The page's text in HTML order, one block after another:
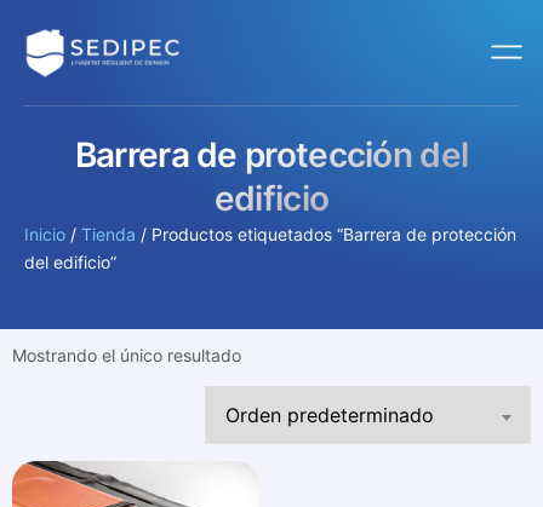
Barrera de protección del
edificio
Inicio / Tienda / Productos etiquetados “Barrera de protección
del edificio”
Mostrando el único resultado